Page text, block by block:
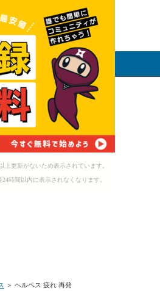
上更新がないため表示されています。
時間以内に表示されなくなります。
＞ ヘルペス 疲れ 再発
ップ
メニュー